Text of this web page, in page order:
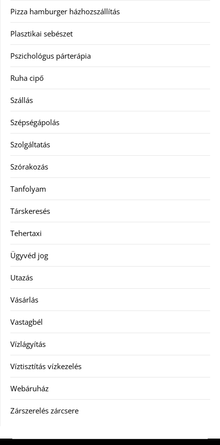
Pizza hamburger házhozszállítás
Plasztikai sebészet
Pszichológus párterápia
Ruha cipő
Szállás
Szépségápolás
Szolgáltatás
Szórakozás
Tanfolyam
Társkeresés
Tehertaxi
Ügyvéd jog
Utazás
Vásárlás
Vastagbél
Vízlágyítás
Víztisztítás vízkezelés
Webáruház
Zárszerelés zárcsere